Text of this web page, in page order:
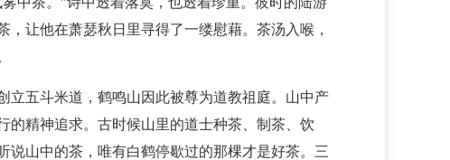
让他在萧瑟秋日里寻得了一缕慰藉。茶汤入喉，
立五斗米道，鹤鸣山因此被尊为道教祖庭。山中产
的精神追求。古时候山里的道士种茶、制茶、饮
说山中的茶，唯有白鹤停歇过的那棵才是好茶。三